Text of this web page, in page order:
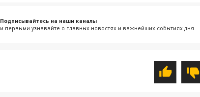
Подписывайтесь на наши каналы
и первыми узнавайте о главных новостях и важнейших событиях дня.